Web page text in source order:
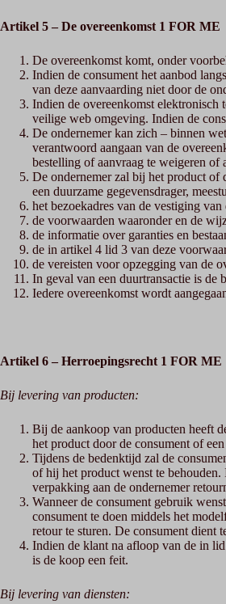
Artikel 5 – De overeenkomst 1 FOR ME
De overeenkomst komt, onder
Indien de consument het aanbod
van deze aanvaarding niet door de
Indien de overeenkomst elektronisch
veilige web omgeving. Indien de
De ondernemer kan zich – binnen
verantwoord aangaan van de
bestelling of aanvraag te weigeren
De ondernemer zal bij het product of
een duurzame gegevensdrager,
het bezoekadres van de vestiging
de voorwaarden waaronder en de
de informatie over garanties en
de in artikel 4 lid 3 van deze
de vereisten voor opzegging van de
In geval van een duurtransactie is de
Iedere overeenkomst wordt
Artikel 6 – Herroepingsrecht 1 FOR ME
Bij levering van producten:
Bij de aankoop van producten heeft
het product door de consument of
Tijdens de bedenktijd zal de
of hij het product wenst te
verpakking aan de ondernemer
Wanneer de consument gebruik
consument te doen middels het
retour te sturen. De consument dient
Indien de klant na afloop van de in
is de koop een feit.
Bij levering van diensten: